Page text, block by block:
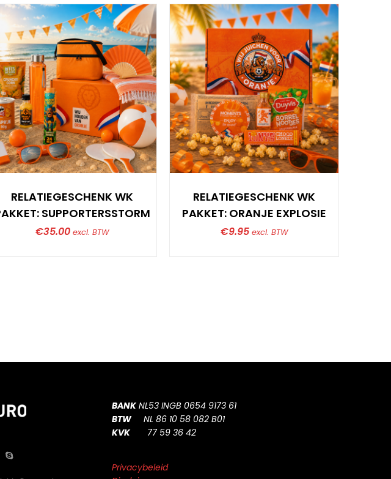
RELATIEGESCHENK WK
SUPPORTERSSTORM
€35.00 excl. BTW
RELATIEGESCHENK WK
PAKKET: ORANJE EXPLOSIE
€9.95 excl. BTW
BANK NL53 INGB 0654 9173 61
BTWNL 86 10 58 082 B01
KVK 77 59 36 42
Privacybeleid